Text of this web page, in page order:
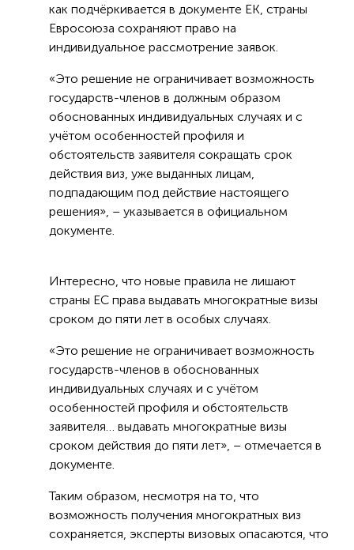
как подчёркивается в документе ЕК, страны
Евросоюза сохраняют право на
индивидуальное рассмотрение заявок.
«Это решение не ограничивает возможность
государств-членов в должным образом
обоснованных индивидуальных случаях и с
учётом особенностей профиля и
обстоятельств заявителя сокращать срок
действия виз, уже выданных лицам,
подпадающим под действие настоящего
решения», – указывается в официальном
документе.
Интересно, что новые правила не лишают
страны ЕС права выдавать многократные визы
сроком до пяти лет в особых случаях.
«Это решение не ограничивает возможность
государств-членов в обоснованных
индивидуальных случаях и с учётом
особенностей профиля и обстоятельств
заявителя… выдавать многократные визы
сроком действия до пяти лет», – отмечается в
документе.
Таким образом, несмотря на то, что
возможность получения многократных виз
сохраняется, эксперты визовых опасаются, что